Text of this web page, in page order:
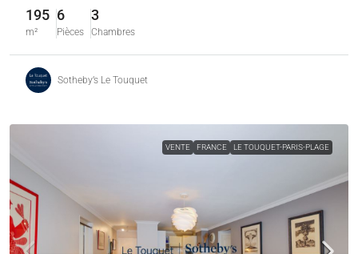
195
m²
6
Pièces
3
Chambres
Sotheby’s Le Touquet
VENTE FRANCE LE TOUQUET-PARIS-PLAGE